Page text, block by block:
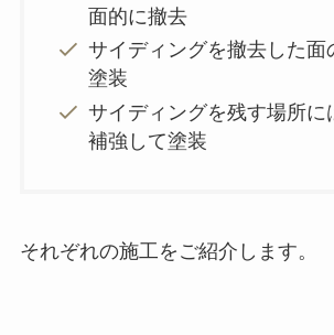
面的に撤去
サイディングを撤去した面
塗装
サイディングを残す場所に
補強して塗装
それぞれの施工をご紹介します。